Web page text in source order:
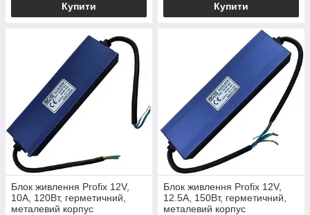
Купити Купити
Блок живлення Profix 12V,
10A, 120Вт, герметичний,
металевий корпус
Блок живлення Profix 12V,
12.5A, 150Вт, герметичний,
металевий корпус